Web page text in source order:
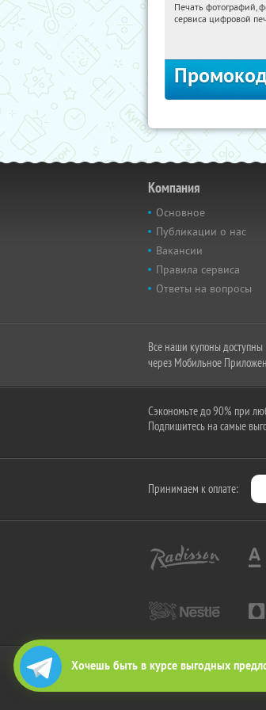
Хочешь быть в курсе выгодных
21:32:16
Печать фотографий,
сервиса цифровой
Компания
Основное
Публикации о нас
Вакансии
Правила сервиса
Ответы на вопросы
Все наши купоны доступны
через Мобильное
Сэкономьте до 90% при
Подпишитесь на самые
Принимаем к оплате:
2010-2026 © КупиКупон. Все
Все права на товарный